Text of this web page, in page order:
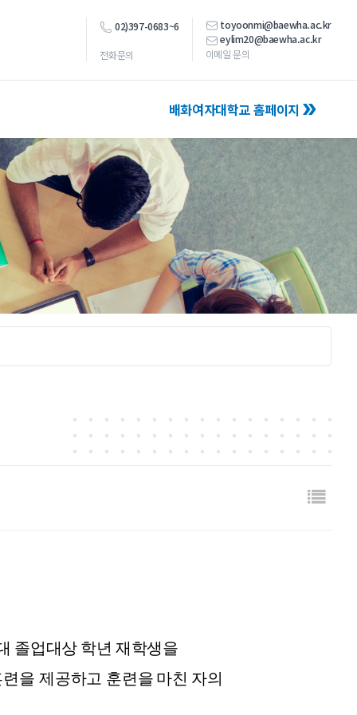
02)397-0683~6
전화문의
toyoonmi@baewha.ac.kr
eylim20@baewha.ac.kr
이메일 문의
배화여자대학교 홈페이지
졸업대상 학년 재학생을
을 제공하고 훈련을 마친 자의